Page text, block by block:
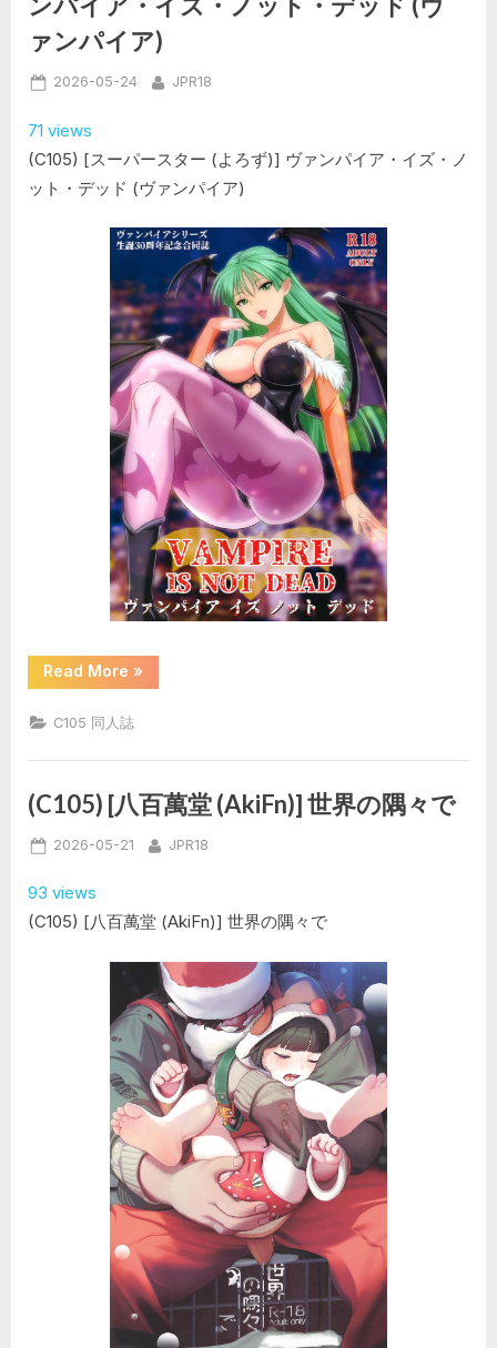
淫
陵
辱
(ヴ
ア)”
ァンパイア)
Posted
2026-05-24 By
JPR18
71 views
(C105) [スーパースター (よろず)] ヴァンパイア・イズ・ノ
ット・デッド (ヴァンパイア)
Read More “(C105)
[ス
パ
ー
タ
(よ
ろ
ヴ
ァ
ア・
イ
ノ
ト・
デ
ッ
ド
(ヴ
ァ
ン
パ
イ
»
C105 同人誌
(C105) [八百萬堂 (AkiFn)] 世界の隅々で
Posted
2026-05-21 By
JPR18
93 views
(C105) [八百萬堂 (AkiFn)] 世界の隅々で